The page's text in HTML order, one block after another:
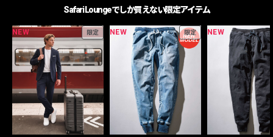
Safari Loungeでしか買えない限定アイテム
NEW 限定 NEW 限定 NEW